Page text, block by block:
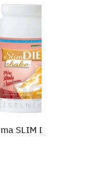
SLIM DIET SHAKE